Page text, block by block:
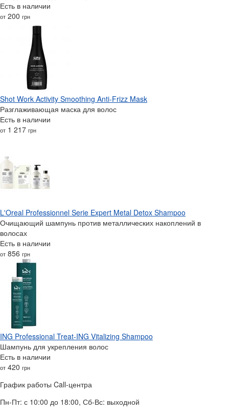
Есть в наличии
от 200 грн
Shot Work Activity Smoothing Anti-Frizz Mask
Разглаживающая маска для волос
Есть в наличии
от 1 217 грн
L'Oreal Professionnel Serie Expert Metal Detox Shampoo
Очищающий шампунь против металлических накоплений в
волосах
Есть в наличии
от 856 грн
ING Professional Treat-ING Vitalizing Shampoo
Шампунь для укрепления волос
Есть в наличии
от 420 грн
График работы Call-центра
Пн-Пт: с 10:00 до 18:00, Сб-Вс: выходной